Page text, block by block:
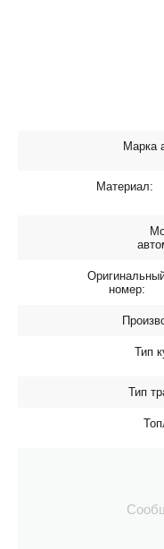
Марка
Материал:
номер:
Тип
Тип